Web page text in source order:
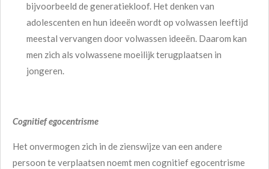
bijvoorbeeld de generatiekloof. Het denken van
adolescenten en hun ideeën wordt op volwassen leeftijd
meestal vervangen door volwassen ideeën. Daarom kan
men zich als volwassene moeilijk terugplaatsen in
jongeren.
Cognitief egocentrisme
Het onvermogen zich in de zienswijze van een andere
persoon te verplaatsen noemt men cognitief egocentrisme